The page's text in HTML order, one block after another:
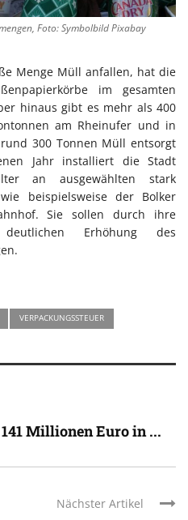
Foto: Symbolbild Pixabay
Menge Müll anfallen, hat die
im gesamten
hinaus gibt es mehr als 400
am Rheinufer und in
300 Tonnen Müll entsorgt
Jahr installiert die Stadt
an ausgewählten stark
beispielsweise der Bolker
Sie sollen durch ihre
Erhöhung des
VERPACKUNGSSTEUER
Millionen Euro in ...
Nächster Artikel